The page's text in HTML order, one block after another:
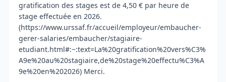
gratification des stages est de 4,50 € par heure de
stage effectuée en 2026.
(https://www.urssaf.fr/accueil/employeur/embaucher-
gerer-salaries/embaucher/stagiaire-
etudiant.html#:~:text=La%20gratification%20vers%C3%
A9e%20au%20stagiaire,de%20stage%20effectu%C3%A
9e%20en%202026) Merci.